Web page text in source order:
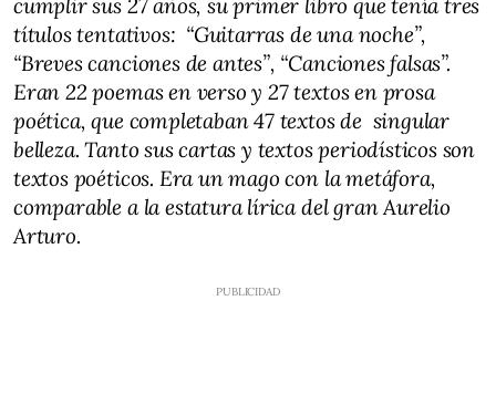
cumplir sus 27 años, su primer libro que tenía tres
títulos tentativos: “Guitarras de una noche”,
“Breves canciones de antes”, “Canciones falsas”.
Eran 22 poemas en verso y 27 textos en prosa
poética, que completaban 47 textos de singular
belleza. Tanto sus cartas y textos periodísticos son
textos poéticos. Era un mago con la metáfora,
comparable a la estatura lírica del gran Aurelio
Arturo.